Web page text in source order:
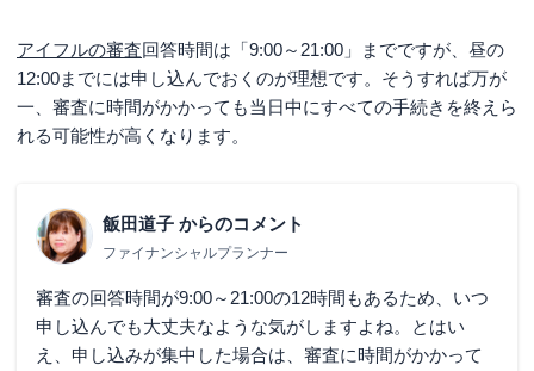
アイフルの審査回答時間は「9:00～21:00」までですが、昼の
12:00までには申し込んでおくのが理想です。そうすれば万が
一、審査に時間がかかっても当日中にすべての手続きを終えら
れる可能性が高くなります。
飯田道子 からのコメント
ファイナンシャルプランナー
審査の回答時間が9:00～21:00の12時間もあるため、いつ
申し込んでも大丈夫なような気がしますよね。とはい
え、申し込みが集中した場合は、審査に時間がかかって